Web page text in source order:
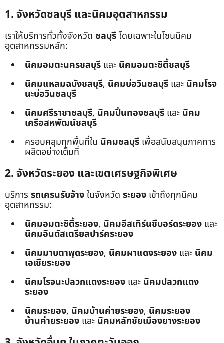
1. จังหวัดชลบุรี และนิคมอุตสาหกรรม
เราให้บริการทั่วทั้งจังหวัด ชลบุรีโดยเฉพาะในโซนนิคม
อุตสาหกรรมหลัก:
นิคมอมตะนครชลบุรี และ นิคมอมตะซิตี้ชลบุรี
นิคมแหลมฉบังชลบุรี, นิคมบ่อวินชลบุรี และ นิคมโรจ
นะบ่อวินชลบุรี
นิคมศรีราชาชลบุรี, นิคมปิ่นทองชลบุรี และ นิคม
เครือสหพัฒน์ชลบุรี
ครอบคลุมทุกพื้นที่ใน นิคมชลบุรี เพื่อสนับสนุนภาคการ
ผลิตอย่างเต็มที่
2. จังหวัดระยอง และเขตเศรษฐกิจพิเศษ
บริการ รถเครนรับจ้างในจังหวัด ระยอง เข้าถึงทุกนิคม
อุตสาหกรรม:
นิคมอมตะซิตี้ระยอง, นิคมอีสเทิร์นซีบอร์ดระยอง และ
นิคมอินดัสเตรียลปาร์คระยอง
นิคมมาบตาพุดระยอง, นิคมผาแดงระยอง และ นิคม
เอเชียระยอง
นิคมโรจนะปลวกแดงระยอง และ นิคมปลวกแดง
ระยอง
นิคมระยอง, นิคมบ้านค่ายระยอง, นิคมระยอง
บ้านค่ายระยอง และ นิคมหลักชัยเมืองยางระยอง